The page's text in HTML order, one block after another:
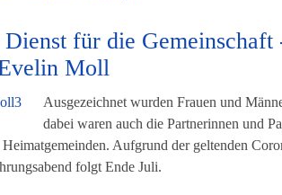
Dienst für die
Moll
Ausgezeichnet wurden Frauen und
dabei waren auch die Partnerinnen und
Aufgrund der geltenden
folgt Ende Juli.